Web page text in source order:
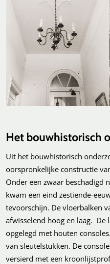
Het bouwhistorisch
Uit het bouwhistorisch
oorspronkelijke constructie
Onder een zwaar beschadigd
kwam een eind zestiende-
tevoorschijn. De vloerbalken
afwisselend hoog en laag. De
opgelegd met houten
van sleutelstukken. De
versierd met een